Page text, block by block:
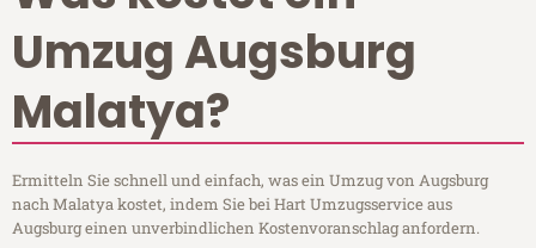
Umzug Augsburg
Malatya?
Ermitteln Sie schnell und einfach, was ein Umzug von Augsburg
nach Malatya kostet, indem Sie bei Hart Umzugsservice aus
Augsburg einen unverbindlichen Kostenvoranschlag anfordern.